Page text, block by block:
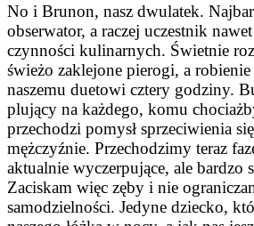
No i Brunon, nasz dwulatek.
obserwator, a raczej uczestnik
czynności kulinarnych. Świetnie
świeżo zaklejone pierogi, a
naszemu duetowi cztery godziny.
plujący na każdego, komu
przechodzi pomysł sprzeciwienia się
mężczyźnie. Przechodzimy teraz
aktualnie wyczerpujące, ale bardzo
Zaciskam więc zęby i nie
samodzielności. Jedyne dziecko,